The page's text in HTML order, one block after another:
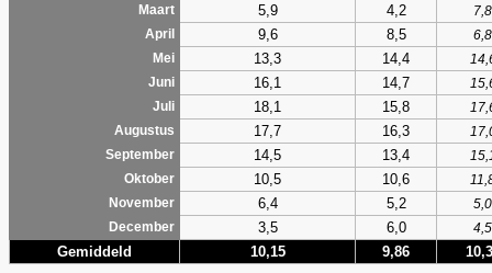
Maart
5,9 4,2
7,8
April
9,6 8,5
6,8
Mei
13,3 14,4
Juni
16,1 14,7
Juli
18,1 15,8
Augustus
17,7 16,3
September
14,5 13,4
Oktober
10,5 10,6
November
6,4 5,2
5,0
December
3,5 6,0 4,5
Gemiddeld 10,15 9,86